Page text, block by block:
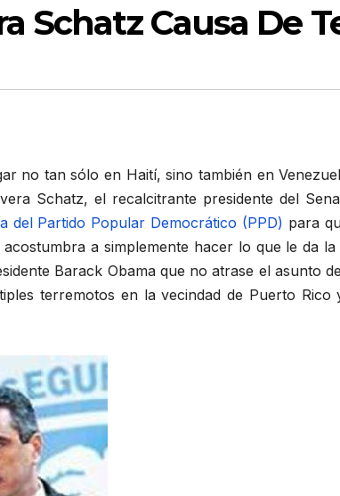
Schatz Causa De
no tan sólo en Haití, sino también en
Schatz, el recalcitrante presidente del
del Partido Popular Democrático (PPD) para
a simplemente hacer lo que le da
Barack Obama que no atrase el asunto
terremotos en la vecindad de Puerto Rico